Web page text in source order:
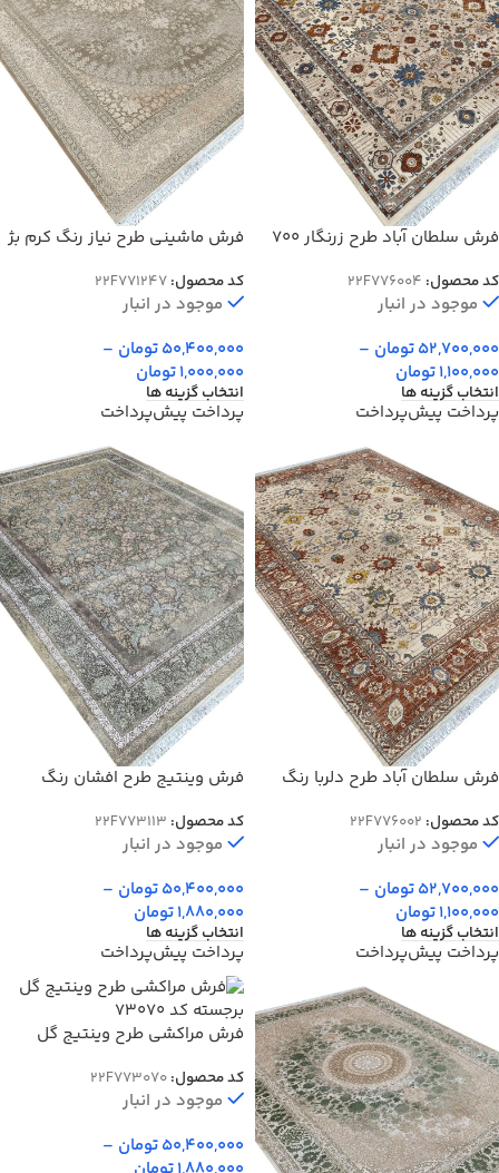
فرش سلطان آباد طرح زرنگار 700
کد محصول: 22F776004
موجود در انبار
52,700,000تومان –
1,100,000تومان
انتخاب گزینه ها
پرداخت پیش‌پرداخت
فرش ماشینی طرح نیاز رنگ کرم بژ
کد محصول:22F771247
موجود در انبار
50,400,000تومان –
1,000,000تومان
انتخاب گزینه ها
پرداخت پیش‌پرداخت
فرش سلطان آباد طرح دلربا رنگ
کد محصول: 22F776002
موجود در انبار
52,700,000تومان –
1,100,000تومان
انتخاب گزینه ها
پرداخت پیش‌پرداخت
فرش وینتیج طرح افشان رنگ
کد محصول: 22F773113
موجود در انبار
50,400,000تومان –
1,880,000تومان
انتخاب گزینه ها
پرداخت پیش‌پرداخت
فرش مراکشی طرح وینتیج گل
کد محصول:22F773070
موجود در انبار
50,400,000تومان –